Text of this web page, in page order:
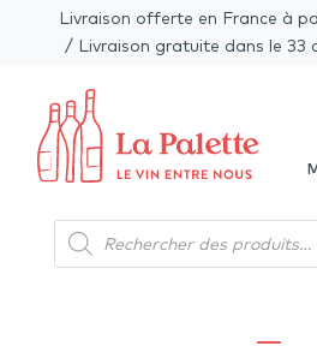
Livraison offerte en France à
/ Livraison gratuite dans le 33
Recherche
de
produits